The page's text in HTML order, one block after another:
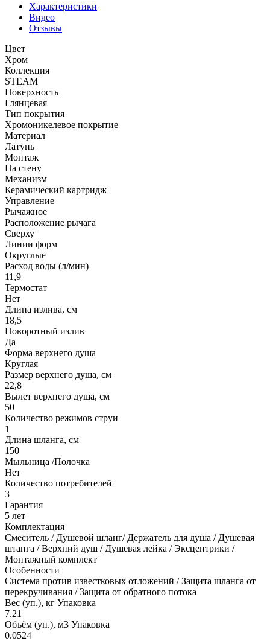
Характеристики
Видео
Отзывы
Цвет
Хром
Коллекция
STEAM
Поверхность
Глянцевая
Тип покрытия
Хромоникелевое покрытие
Материал
Латунь
Монтаж
На стену
Механизм
Керамический картридж
Управление
Рычажное
Расположение рычага
Сверху
Линии форм
Округлые
Расход воды (л/мин)
11,9
Термостат
Нет
Длина излива, см
18,5
Поворотный излив
Да
Форма верхнего душа
Круглая
Размер верхнего душа, см
22,8
Вылет верхнего душа, см
50
Количество режимов струи
1
Длина шланга, см
150
Мыльница /Полочка
Нет
Количество потребителей
3
Гарантия
5 лет
Комплектация
Смеситель / Душевой шланг/ Держатель для душа / Душевая
штанга / Верхний душ / Душевая лейка / Эксцентрики /
Монтажный комплект
Особенности
Система против известковых отложений / Защита шланга от
перекручивания / Защита от обратного потока
Вес (уп.), кг Упаковка
7.21
Объём (уп.), м3 Упаковка
0.0524